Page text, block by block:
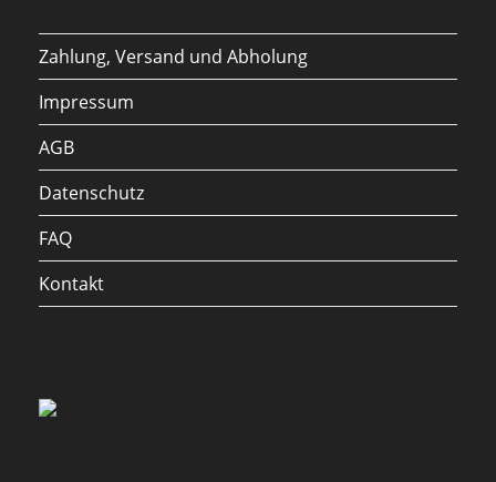
Zahlung, Versand und Abholung
Impressum
AGB
Datenschutz
FAQ
Kontakt